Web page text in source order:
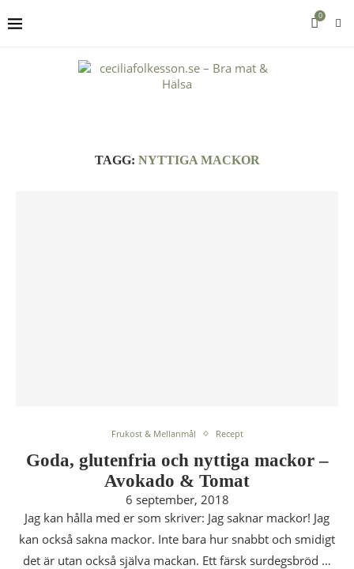
0
TAGG: NYTTIGA MACKOR
Frukost & Mellanmål Recept
Goda, glutenfria och nyttiga mackor –
Avokado & Tomat
6 september, 2018
Jag kan hålla med er som skriver: Jag saknar mackor! Jag
kan också sakna mackor. Inte bara hur snabbt och smidigt
det är utan också själva mackan. Ett färsk surdegsbröd …